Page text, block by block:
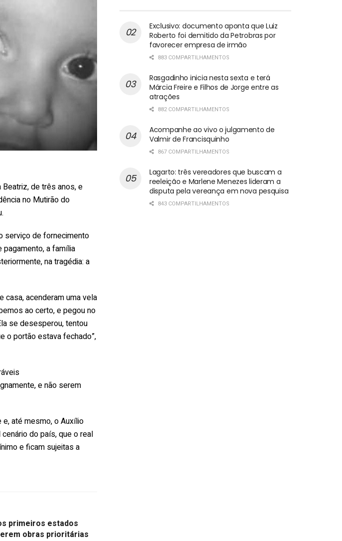
de três anos, e
no Mutirão do
serviço de fornecimento
a família
na tragédia: a
casa, acenderam uma vela
ao certo, e pegou no
se desesperou, tentou
o portão estava fechado”,
e não serem
até mesmo, o Auxílio
do país, que o real
e ficam sujeitas a
primeiros estados
obras prioritárias
Exclusivo: documento aponta que Luiz
Roberto foi demitido da Petrobras por
favorecer empresa de irmão
883 COMPARTILHAMENTOS
Rasgadinho inicia nesta sexta e terá
Márcia Freire e Filhos de Jorge entre as
atrações
882 COMPARTILHAMENTOS
Acompanhe ao vivo o julgamento de
Valmir de Francisquinho
867 COMPARTILHAMENTOS
Lagarto: três vereadores que buscam a
reeleição e Marlene Menezes lideram a
disputa pela vereança em nova pesquisa
843 COMPARTILHAMENTOS